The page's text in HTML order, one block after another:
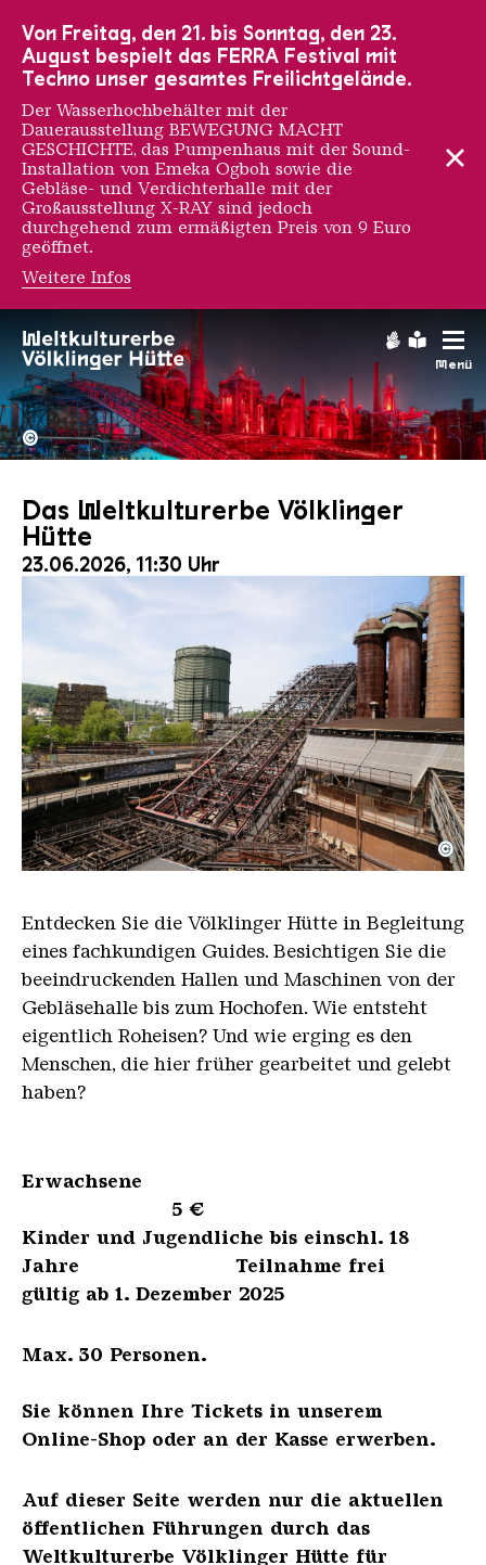
Menü
Hochofengruppe in Rot
Copyright:
©
Das Weltkulturerbe Völklinger
Hütte
23.06.2026, 11:30 Uhr
Der Erzschrägaufzug der Völklinger Hütte mit
Copyright: Weltkulturerbe Völklinger Hütte | Karl
©
Entdecken Sie die Völklinger Hütte in Begleitung
eines fachkundigen Guides. Besichtigen Sie die
beeindruckenden Hallen und Maschinen von der
Gebläsehalle bis zum Hochofen. Wie entsteht
eigentlich Roheisen? Und wie erging es den
Menschen, die hier früher gearbeitet und gelebt
haben?
Erwachsene
5 €
Kinder und Jugendliche bis einschl. 18
Jahre Teilnahme frei
gültig ab 1. Dezember 2025
Max. 30 Personen.
Sie können Ihre Tickets in unserem
Online-Shop oder an der Kasse erwerben.
Auf dieser Seite werden nur die aktuellen
öffentlichen Führungen durch das
Weltkulturerbe Völklinger Hütte für
Von Freitag, den 21. bis Sonntag, den 23.
August bespielt das FERRA Festival mit
Techno unser gesamtes Freilichtgelände.
Der Wasserhochbehälter mit der
Dauerausstellung BEWEGUNG MACHT
GESCHICHTE, das Pumpenhaus mit der Sound-
Installation von Emeka Ogboh sowie die
Gebläse- und Verdichterhalle mit der
Großausstellung X-RAY sind jedoch
durchgehend zum ermäßigten Preis von 9 Euro
geöffnet.
Weitere Infos